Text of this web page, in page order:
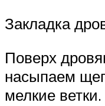
Закладка
Поверх
насыпаем
мелкие